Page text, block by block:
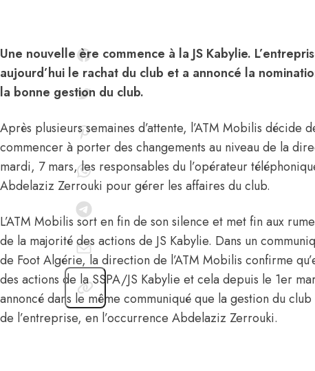
Une nouvelle ère commence à la JS Kabylie.
aujourd’hui le rachat du club et a annoncé la
la bonne gestion du club.
Après plusieurs semaines d’attente, l’ATM Mobilis décide
commencer à porter des changements au niveau de la
mardi, 7 mars, les responsables du l’opérateur
Abdelaziz Zerrouki pour gérer les affaires du club.
L’ATM Mobilis sort en fin de son silence et met fin aux
de la majorité des actions de JS Kabylie. Dans un
de Foot Algérie, la direction de l’ATM Mobilis confirme
des actions de la SSPA/JS Kabylie et cela depuis le 1er
annoncé dans le même communiqué que la gestion du
de l’entreprise, en l’occurrence Abdelaziz Zerrouki.